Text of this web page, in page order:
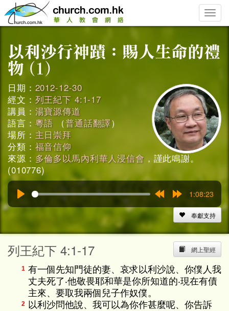
Toggle
日期： 2012-12-30
經文： 列王紀下 4:1-17
講員： 湯寶源傳道
語言： 粵語 （普通話翻譯）
場所： 主日崇拜
分類： 福音信仰
來源： 多倫多以馬內利華人浸信會 ，謹此鳴謝。
(010776)
15s
1:08:23
奉獻支持
網上聖經
列王紀下 4:1-17
1 有一個先知門徒的妻、哀求以利沙說、你僕人我
丈夫死了‧他敬畏耶和華是你所知道的‧現在有債
主來、要取我兩個兒子作奴僕。
2 以利沙問他說、我可以為你作甚麼呢、你告訴